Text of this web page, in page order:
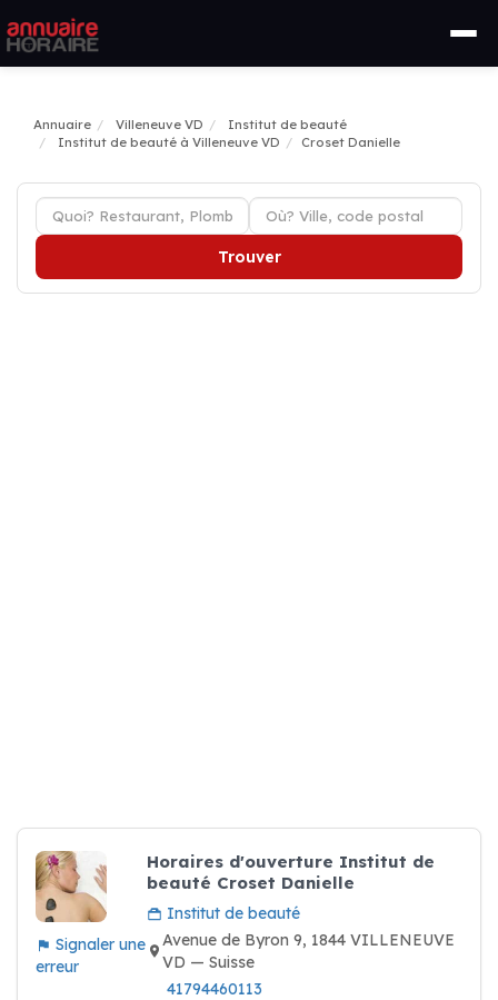
Annuaire Villeneuve VD
Institut de beauté
Institut de beauté à Villeneuve VD
Croset Danielle
Trouver
Signaler une
erreur
Horaires d'ouverture Institut de
beauté Croset Danielle
Institut de beauté
Avenue de Byron 9, 1844 VILLENEUVE
VD — Suisse
41794460113